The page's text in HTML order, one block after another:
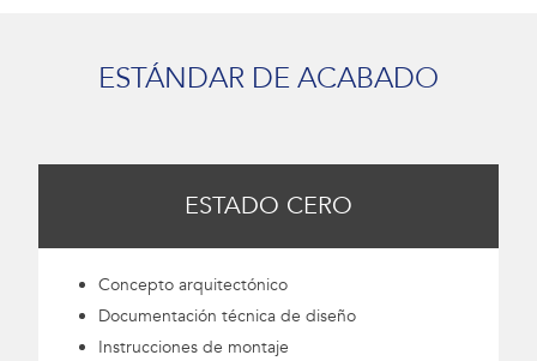
ESTÁNDAR DE ACABADO
ESTADO CERO
Concepto arquitectónico
Documentación técnica de diseño
Instrucciones de montaje